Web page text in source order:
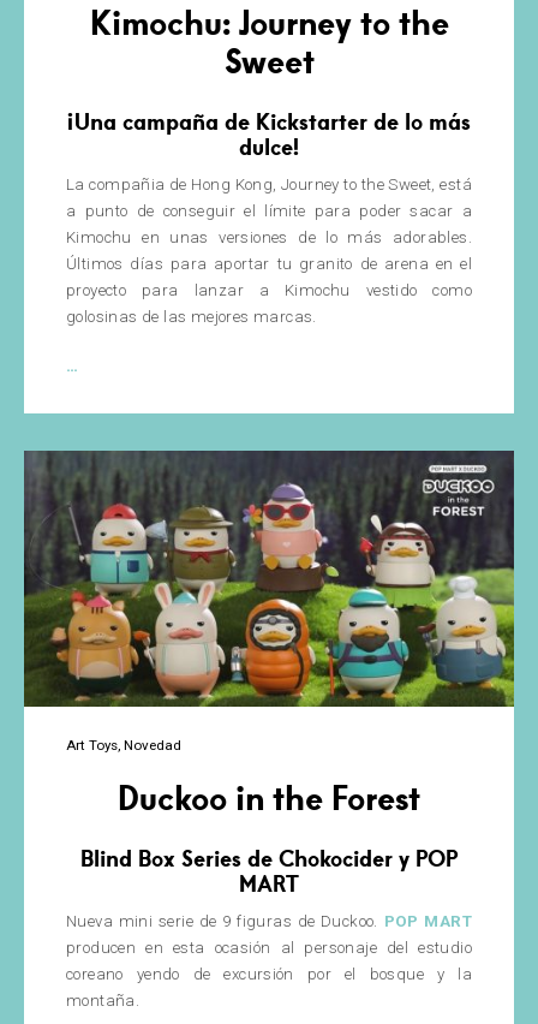
Kimochu: Journey to the
Sweet
¡Una campaña de Kickstarter de lo más
dulce!
La compañia de Hong Kong, Journey to the Sweet, está
a punto de conseguir el límite para poder sacar a
Kimochu en unas versiones de lo más adorables.
Últimos días para aportar tu granito de arena en el
proyecto para lanzar a Kimochu vestido como
golosinas de las mejores marcas.
…
to
the
Sweet
Art Toys Novedad
Duckoo in the Forest
Blind Box Series de Chokocider y POP
MART
Nueva mini serie de 9 figuras de Duckoo. POP MART
producen en esta ocasión al personaje del estudio
coreano yendo de excursión por el bosque y la
montaña.